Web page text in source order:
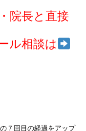
院長と直接
ル相談は
７回目の経過をアップ